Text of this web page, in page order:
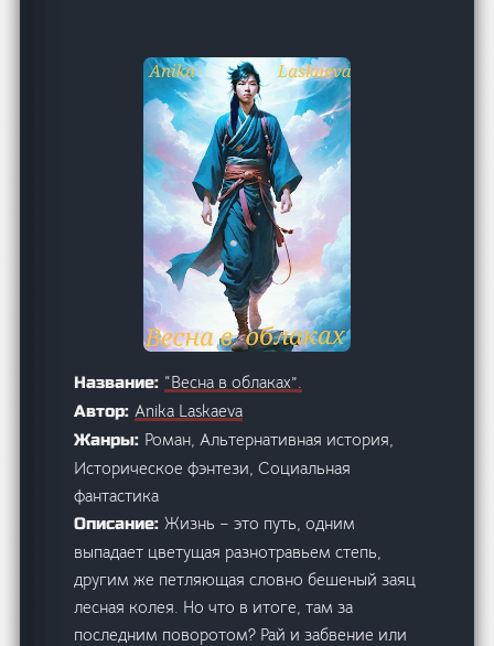
Название: “Весна в облаках”.
Автор:Anika Laskaeva
Жанры: Роман, Альтернативная история,
Историческое фэнтези, Социальная
фантастика
Описание:Жизнь – это путь, одним
выпадает цветущая разнотравьем степь,
другим же петляющая словно бешеный заяц
лесная колея. Но что в итоге, там за
последним поворотом? Рай и забвение или